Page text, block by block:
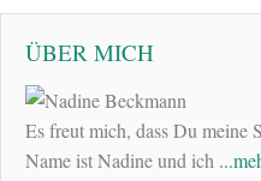
ÜBER MICH
Es freut mich, dass Du meine
Name ist Nadine und ich